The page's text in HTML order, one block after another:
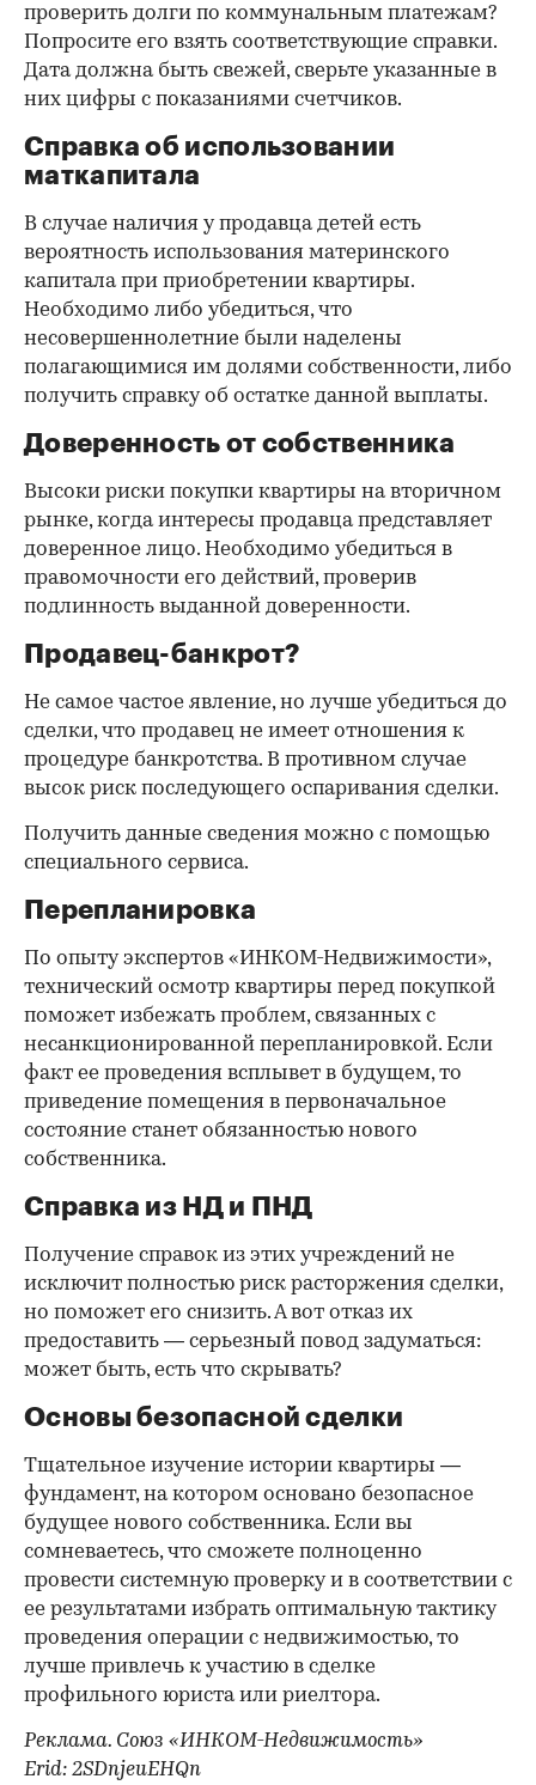
проверить долги по коммунальным платежам?
Попросите его взять соответствующие справки.
Дата должна быть свежей, сверьте указанные в
них цифры с показаниями счетчиков.
Справка об использовании
маткапитала
В случае наличия у продавца детей есть
вероятность использования материнского
капитала при приобретении квартиры.
Необходимо либо убедиться, что
несовершеннолетние были наделены
полагающимися им долями собственности, либо
получить справку об остатке данной выплаты.
Доверенность от собственника
Высоки риски покупки квартиры на вторичном
рынке, когда интересы продавца представляет
доверенное лицо. Необходимо убедиться в
правомочности его действий, проверив
подлинность выданной доверенности.
Продавец-банкрот?
Не самое частое явление, но лучше убедиться до
сделки, что продавец не имеет отношения к
процедуре банкротства. В противном случае
высок риск последующего оспаривания сделки.
Получить данные сведения можно с помощью
специального сервиса.
Перепланировка
По опыту экспертов «ИНКОМ-Недвижимости»,
технический осмотр квартиры перед покупкой
поможет избежать проблем, связанных с
несанкционированной перепланировкой. Если
факт ее проведения всплывет в будущем, то
приведение помещения в первоначальное
состояние станет обязанностью нового
собственника.
Справка из НД и ПНД
Получение справок из этих учреждений не
исключит полностью риск расторжения сделки,
но поможет его снизить. А вот отказ их
предоставить — серьезный повод задуматься:
может быть, есть что скрывать?
Основы безопасной сделки
Тщательное изучение истории квартиры —
фундамент, на котором основано безопасное
будущее нового собственника. Если вы
сомневаетесь, что сможете полноценно
провести системную проверку и в соответствии с
ее результатами избрать оптимальную тактику
проведения операции с недвижимостью, то
лучше привлечь к участию в сделке
профильного юриста или риелтора.
Реклама. Союз «ИНКОМ-Недвижимость»
Erid: 2SDnjeuEHQn